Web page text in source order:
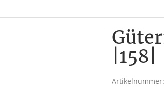
|158|
Artikelnummer: